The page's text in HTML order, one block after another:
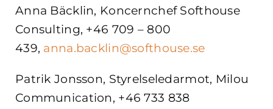
Anna Bäcklin, Koncernchef Softhouse
Consulting, +46 709 – 800
439, anna.backlin@softhouse.se
Patrik Jonsson, Styrelseledarmot, Milou
Communication, +46 733 838